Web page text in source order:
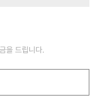
을 드립니다.